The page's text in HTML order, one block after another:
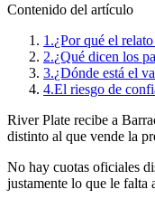
Contenido del artículo
1.¿Por qué el
2.¿Qué dicen los
3.¿Dónde está el
4.El riesgo de
River Plate recibe a
distinto al que vende la
No hay cuotas oficiales
justamente lo que le falta